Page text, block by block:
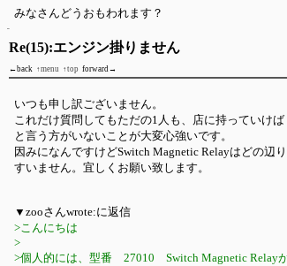
みなさんどうおもわれます？
Re(15):エンジン掛りません
←back ↑menu ↑top forward→
いつも申し訳ございません。
これだけ質問してもただの1人も、店に持っていけば
と言う方がいないことが大変心強いです。
因みになんですけどSwitch Magnetic Relayはどの辺
すいません。宜しくお願い致します。
▼zooさんwrote:に返信
>こんにちは
>
>個人的には、型番 27010 Switch Magnetic Relay